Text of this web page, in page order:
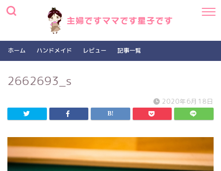
ホーム ハンドメイド レビュー 記事一覧
2662693_s
2020年6月18日